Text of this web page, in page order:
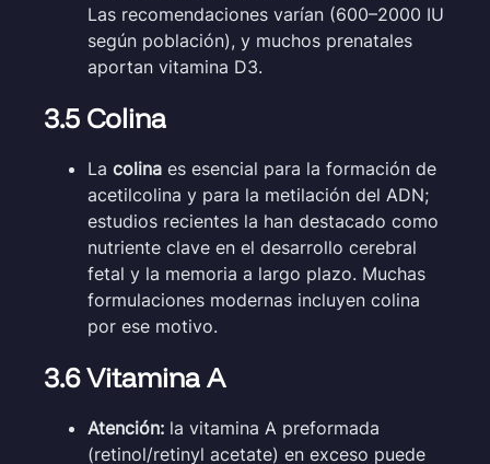
Las recomendaciones varían (600–2000 IU
según población), y muchos prenatales
aportan vitamina D3.
3.5 Colina
La colina es esencial para la formación de
acetilcolina y para la metilación del ADN;
estudios recientes la han destacado como
nutriente clave en el desarrollo cerebral
fetal y la memoria a largo plazo. Muchas
formulaciones modernas incluyen colina
por ese motivo.
3.6 Vitamina A
Atención: la vitamina A preformada
(retinol/retinyl acetate) en exceso puede